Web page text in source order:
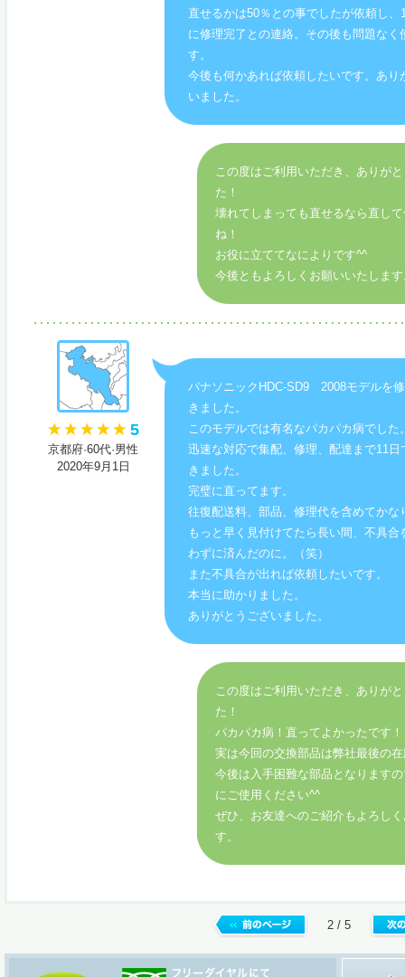
直せるかは50％との事でしたが依頼し、
に修理完了との連絡。その後も問題なく
す。
今後も何かあれば依頼したいです。あり
いました。
この度はご利用いただき、ありが
た！
壊れてしまっても直せるなら直し
ね！
お役に立ててなによりです^^
今後ともよろしくお願いいたしま
5
京都府·60代·男性
2020年9月1日
パナソニックHDC-SD9 2008モデルを
きました。
このモデルでは有名なパカパカ病でした
迅速な対応で集配、修理、配達まで11日
きました。
完璧に直ってます。
往復配送料、部品、修理代を含めてかな
もっと早く見付けてたら長い間、不具合
わずに済んだのに。（笑）
また不具合が出れば依頼したいです。
本当に助かりました。
ありがとうございました。
この度はご利用いただき、ありが
た！
パカパカ病！直ってよかったです
実は今回の交換部品は弊社最後の
今後は入手困難な部品となります
にご使用ください^^
ぜひ、お友達へのご紹介もよろし
す。
2 / 5